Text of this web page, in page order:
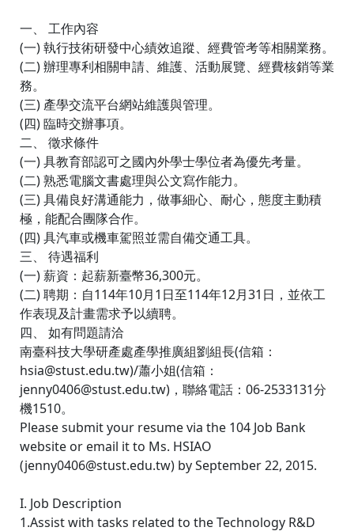
一、 工作內容
(一) 執行技術研發中心績效追蹤、經費管考等相關業務。
(二) 辦理專利相關申請、維護、活動展覽、經費核銷等業
務。
(三) 產學交流平台網站維護與管理。
(四) 臨時交辦事項。
二、 徵求條件
(一) 具教育部認可之國內外學士學位者為優先考量。
(二) 熟悉電腦文書處理與公文寫作能力。
(三) 具備良好溝通能力，做事細心、耐心，態度主動積
極，能配合團隊合作。
(四) 具汽車或機車駕照並需自備交通工具。
三、 待遇福利
(一) 薪資：起薪新臺幣36,300元。
(二) 聘期：自114年10月1日至114年12月31日，並依工
作表現及計畫需求予以續聘。
四、 如有問題請洽
南臺科技大學研產處產學推廣組劉組長(信箱：
hsia@stust.edu.tw)/蕭小姐(信箱：
jenny0406@stust.edu.tw)，聯絡電話：06-2533131分
機1510。
Please submit your resume via the 104 Job Bank
website or email it to Ms. HSIAO
(jenny0406@stust.edu.tw) by September 22, 2015.
I. Job Description
1.Assist with tasks related to the Technology R&D